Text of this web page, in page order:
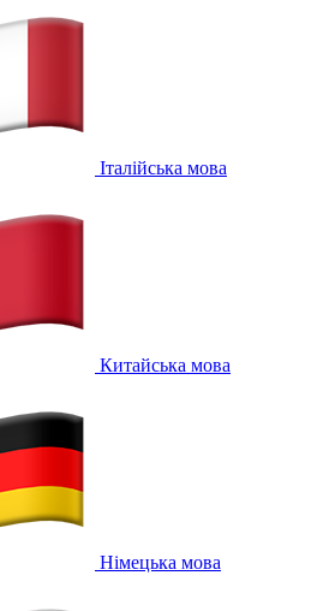
Італійська мова
Китайська мова
Німецька мова